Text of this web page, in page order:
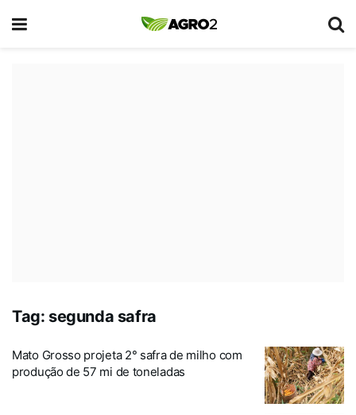
Tag: segunda safra
Mato Grosso projeta 2° safra de milho com
produção de 57 mi de toneladas